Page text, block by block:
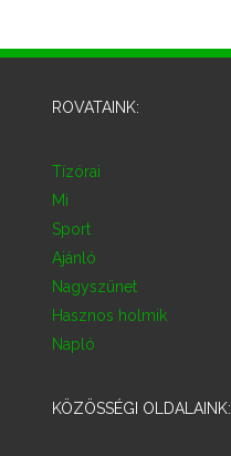
ROVATAINK:
Tízórai
Mi
Sport
Ajánló
Nagyszünet
Hasznos holmik
Napló
KÖZÖSSÉGI OLDALAINK: